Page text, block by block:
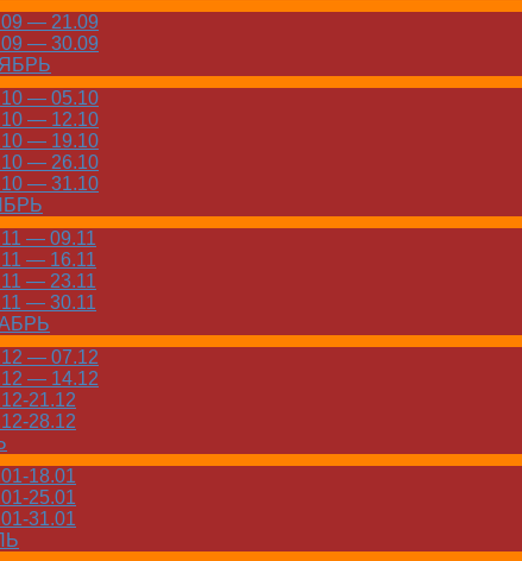
— 21.09
— 30.09
— 05.10
— 12.10
— 19.10
— 26.10
— 31.10
— 09.11
— 16.11
— 23.11
— 30.11
— 07.12
— 14.12
21.12
28.12
18.01
25.01
31.01